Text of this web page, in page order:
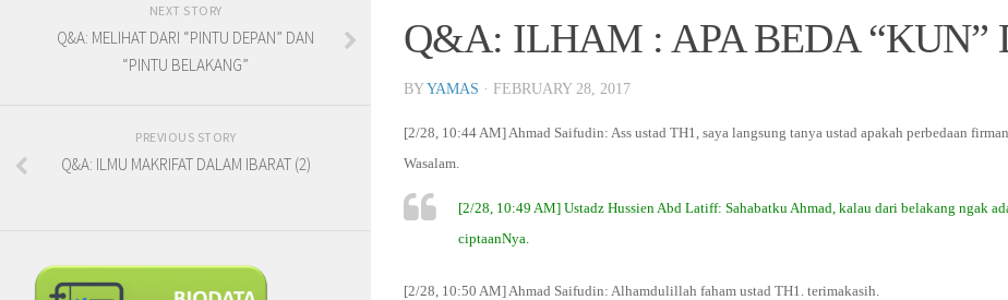
Q&A: ILHAM : APA BEDA “KUN”
BYYAMAS · FEBRUARY 28, 2017
[2/28, 10:44 AM] Ahmad Saifudin: Ass ustad TH1, saya langsung tanya ustad apakah perbedaan
Wasalam.
[2/28, 10:49 AM] Ustadz Hussien Abd Latiff: Sahabatku Ahmad, kalau dari belakang ngak
ciptaanNya.
[2/28, 10:50 AM] Ahmad Saifudin: Alhamdulillah faham ustad TH1. terimakasih.
NEXT STORY
Q&A: MELIHAT DARI “PINTU DEPAN” DAN
“PINTU BELAKANG”
PREVIOUS STORY
Q&A: ILMU MAKRIFAT DALAM IBARAT (2)